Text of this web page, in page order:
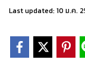
Last updated: 10 ม.ค.